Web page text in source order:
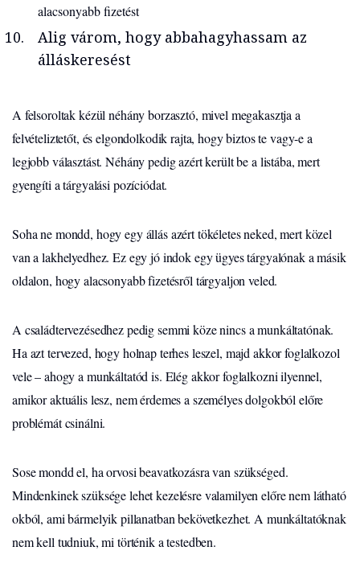
alacsonyabb fizetést
Alig várom, hogy abbahagyhassam az
álláskeresést
A felsoroltak kézül néhány borzasztó, mivel megakasztja a
felvételiztetőt, és elgondolkodik rajta, hogy biztos te vagy-e a
legjobb választást. Néhány pedig azért került be a listába, mert
gyengíti a tárgyalási pozíciódat.
Soha ne mondd, hogy egy állás azért tökéletes neked, mert közel
van a lakhelyedhez. Ez egy jó indok egy ügyes tárgyalónak a másik
oldalon, hogy alacsonyabb fizetésről tárgyaljon veled.
A családtervezésedhez pedig semmi köze nincs a munkáltatónak.
Ha azt tervezed, hogy holnap terhes leszel, majd akkor foglalkozol
vele – ahogy a munkáltatód is. Elég akkor foglalkozni ilyennel,
amikor aktuális lesz, nem érdemes a személyes dolgokból előre
problémát csinálni.
Sose mondd el, ha orvosi beavatkozásra van szükséged.
Mindenkinek szüksége lehet kezelésre valamilyen előre nem látható
okból, ami bármelyik pillanatban bekövetkezhet. A munkáltatóknak
nem kell tudniuk, mi történik a testedben.